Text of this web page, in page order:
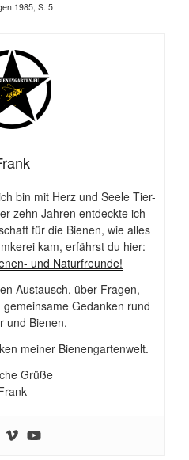
1985, S. 5
bin mit Herz und Seele Tier-
zehn Jahren entdeckte ich
für die Bienen, wie alles
kam, erfährst du hier:
und Naturfreunde!
Austausch, über Fragen,
Gedanken rund
und Bienen.
meiner Bienengartenwelt.
Grüße